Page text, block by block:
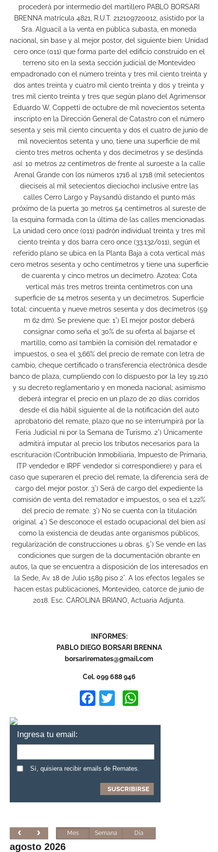
procederá por intermedio del martillero PABLO BORSARI
BRENNA matrícula 4821, R.U.T. 212109720012, asistido por la
Sra. Alguacil a la venta en pública subasta, en moneda
nacional, sin base y al mejor postor, del siguiente bien: Unidad
cero once (011) que forma parte del edificio construido en el
terreno sito en la sexta sección judicial de Montevideo
empadronado con el número treinta y tres mil ciento treinta y
dos antes treinta y cuatro mil ciento treinta y dos y treinta y
tres mil ciento treinta y tres que según plano del Agrimensor
Eduardo W. Coppetti de octubre de mil novecientos setenta
inscripto en la Dirección General de Catastro con el número
sesenta y seis mil ciento cincuenta y dos el cuatro de junio de
mil novecientos setenta y uno, tiene una superficie de mil
ciento tres metros ochenta y dos decímetros y se deslinda
así: 10 metros 22 centímetros de frente al suroeste a la calle
Arenal Grande con los números 1716 al 1718 (mil setecientos
dieciseis al mil setecientos dieciocho) inclusive entre las
calles Cerro Largo y Paysandú distando el punto más
próximo de la puerta 30 metros 54 centímetros al sureste de
la esquina formada con la última de las calles mencionadas.
La unidad cero once (011) padrón individual treinta y tres mil
ciento treinta y dos barra cero once (33.132/011), según el
referido plano se ubica en la Planta Baja a cota vertical más
cero metros sesenta y ocho centímetros y tiene una superficie
de cuarenta y cinco metros un decímetro. Azotea: Cota
vertical más tres metros treinta centímetros con una
superficie de 14 metros sesenta y un decímetros. Superficie
total: cincuenta y nueve metros sesenta y dos decímetros (59
m 62 dm). Se previene que: 1°) El mejor postor deberá
consignar como seña el 30% de su oferta al bajarse el
martillo, como así también la comisión del rematador e
impuestos, o sea el 3,66% del precio de remate con letra de
cambio, cheque certificado o transferencia electrónica desde
banco de plaza, cumpliendo con lo dispuesto por la ley 19.210
y su decreto reglamentario y en moneda nacional; asimismo
deberá integrar el precio en un plazo de 20 días corridos
desde el día hábil siguiente al de la notificación del auto
aprobatorio del remate, plazo que no se interrumpirá por la
Feria Judicial ni por la Semana de Turismo. 2°) Únicamente
admitirá imputar al precio los tributos necesarios para la
escrituración (Contribución Inmobiliaria, Impuesto de Primaria,
ITP vendedor e IRPF vendedor si correspondiere) y para el
caso que superaren el precio del remate, la diferencia será de
cargo del mejor postor. 3°) Será de cargo del expediente la
comisión de venta del rematador e impuestos, o sea el 1,22%
del precio de remate. 3°) No se cuenta con la titulación
original. 4°) Se desconoce el estado ocupacional del bien así
como la existencia de deudas ante organismos públicos,
regularización de construcciones u obras. 5°) Se vende en las
condiciones que surgen de la documentación obrante en
autos, la que se encuentra a disposición de los interesados en
la Sede, Av. 18 de Julio 1589 piso 2°. A los efectos legales se
hacen estas publicaciones, Montevideo, catorce de junio de
2018. Esc. CAROLINA BRIANO, Actuaria Adjunta.
INFORMES:
PABLO DIEGO BORSARI BRENNA
borsariremates@gmail.com
Cel. 099 688 946
Facebook
Twitter
Ingresa tu email:
Sí, quisiera recibir emails de Remates.
Mes Semana Día
agosto 2026